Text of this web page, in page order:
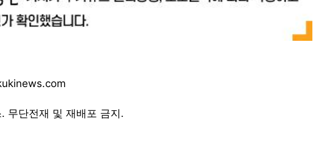
단전재 및 재배포 금지.